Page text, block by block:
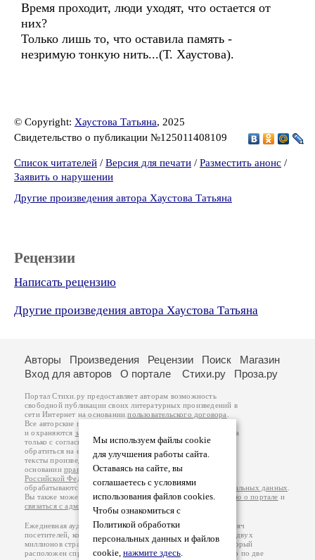
Время проходит, люди уходят, что остается от
них?
Только лишь то, что оставила память -
незримую тонкую нить...(Т. Хаустова).
© Copyright: Хаустова Татьяна, 2025
Свидетельство о публикации №125011408109
Список читателей / Версия для печати / Разместить анонс /
Заявить о нарушении
Другие произведения автора Хаустова Татьяна
Рецензии
Написать рецензию
Другие произведения автора Хаустова Татьяна
Мы используем файлы cookie
для улучшения работы сайта.
Оставаясь на сайте, вы
соглашаетесь с условиями
использования файлов cookies.
Чтобы ознакомиться с
Политикой обработки
персональных данных и файлов
cookie, нажмите здесь.
Авторы Произведения Рецензии Поиск
Магазин
Вход для авторов
О портале Стихи.ру Проза.ру
Портал Стихи.ру предоставляет авторам возможность
свободной публикации своих литературных произведений в
сети Интернет на основаниипользовательского договора
Все авторские права на произведения принадлежат авторам
и охраняются законом
. Перепечатка произведений возможна
только с согласия его автора, к которому вы можете
обратиться на его авторской странице. Ответственность за
тексты произведений авторы несут самостоятельно на
основанииправил публикацииизаконодательства
Российской Федерации
обрабатываются на основанииПолитики обработки персональных данных
Вы также можете посмотреть более подробнуюинформацию о портале и
связаться с администрацией
Ежедневная аудитория портала Стихи.ру – порядка 200 тысяч
посетителей, которые в общей сумме просматривают более двух
миллионов страниц по данным счетчика посещаемости, который
расположен справа от этого текста. В каждой графе указано по две